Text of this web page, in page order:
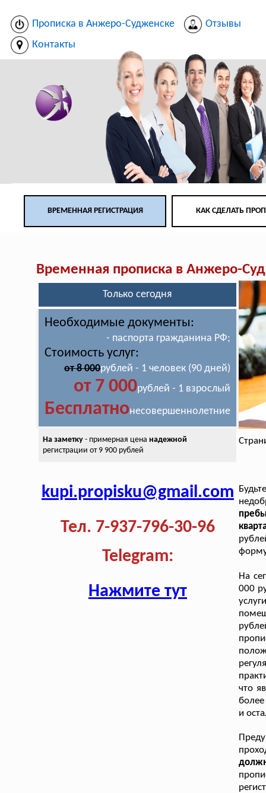
Прописка в Анжеро-Судженске
Отзывы
Контакты
ВРЕМЕННАЯ РЕГИСТРАЦИЯ КАК СДЕЛАТЬ
Временная прописка в Анжеро-
Только сегодня
Необходимые документы:
- паспорта гражданина РФ;
Стоимость услуг:
от 8 000рублей - 1 человек (90 дней)
от 7 000рублей - 1 взрослый
Бесплатнонесовершеннолетние
На заметку - примерная ценанадежной
регистрации от 9 900 рублей
kupi.propisku@gmail.com
Тел. 7-937-796-30-96
Telegram:
Нажмите тут
На
000
что
и